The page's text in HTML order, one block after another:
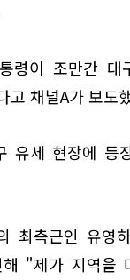
령이 조만간 대
고 채널A가 보도
유세 현장에 등
최측근인 유영
해 "제가 지역을